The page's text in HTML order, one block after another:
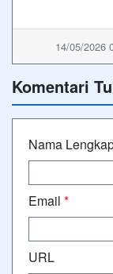
14/05/2026
Komentari
Nama
Email *
URL